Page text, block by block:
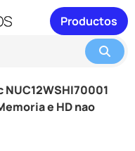
Productos
NUC12WSHI70001
e HD nao